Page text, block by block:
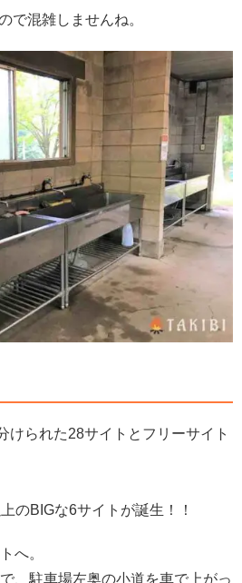
で混雑しませんね。
けられた28サイトとフリーサイト
のBIGな6サイトが誕生！！
へ。
、駐車場左奥の小道を車で上がっ